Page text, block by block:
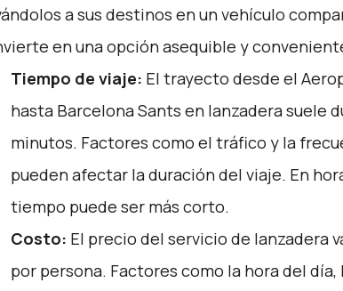
a sus destinos en un vehículo
en una opción asequible y
Tiempo de viaje: El trayecto desde el
hasta Barcelona Sants en lanzadera suele
minutos. Factores como el tráfico y la
pueden afectar la duración del viaje. En
tiempo puede ser más corto.
Costo: El precio del servicio de lanzadera
por persona. Factores como la hora del